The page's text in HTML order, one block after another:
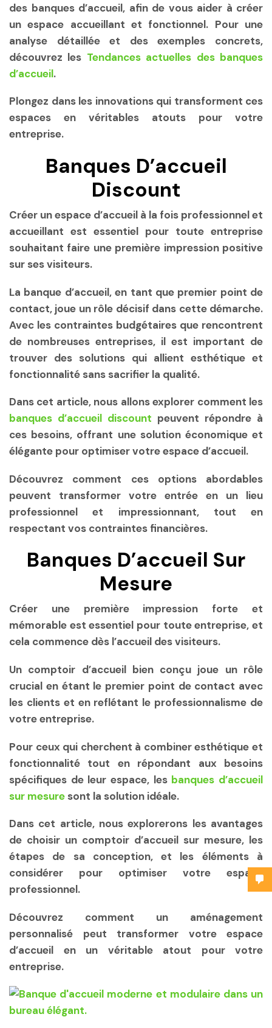
des banques d’accueil, afin de vous aider à créer
un espace accueillant et fonctionnel. Pour une
analyse détaillée et des exemples concrets,
découvrez les Tendances actuelles des banques
d’accueil.
Plongez dans les innovations qui transforment ces
espaces en véritables atouts pour votre
entreprise.
Banques D’accueil
Discount
Créer un espace d’accueil à la fois professionnel et
accueillant est essentiel pour toute entreprise
souhaitant faire une première impression positive
sur ses visiteurs.
La banque d’accueil, en tant que premier point de
contact, joue un rôle décisif dans cette démarche.
Avec les contraintes budgétaires que rencontrent
de nombreuses entreprises, il est important de
trouver des solutions qui allient esthétique et
fonctionnalité sans sacrifier la qualité.
Dans cet article, nous allons explorer comment les
banques d’accueil discount peuvent répondre à
ces besoins, offrant une solution économique et
élégante pour optimiser votre espace d’accueil.
Découvrez comment ces options abordables
peuvent transformer votre entrée en un lieu
professionnel et impressionnant, tout en
respectant vos contraintes financières.
Banques D’accueil Sur
Mesure
Créer une première impression forte et
mémorable est essentiel pour toute entreprise, et
cela commence dès l’accueil des visiteurs.
Un comptoir d’accueil bien conçu joue un rôle
crucial en étant le premier point de contact avec
les clients et en reflétant le professionnalisme de
votre entreprise.
Pour ceux qui cherchent à combiner esthétique et
fonctionnalité tout en répondant aux besoins
spécifiques de leur espace, les banques d’accueil
sur mesure sont la solution idéale.
Dans cet article, nous explorerons les avantages
de choisir un comptoir d’accueil sur mesure, les
étapes de sa conception, et les éléments à
considérer pour optimiser votre espace
professionnel.
Découvrez comment un aménagement
personnalisé peut transformer votre espace
d’accueil en un véritable atout pour votre
entreprise.